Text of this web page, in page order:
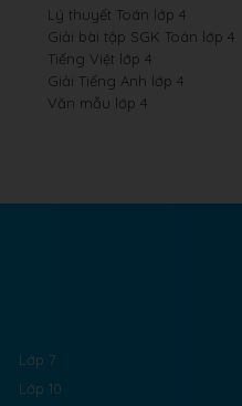
Lý thuyết Toán lớp 4
Giải bài tập SGK Toán lớp 4
Tiếng Việt lớp 4
Giải Tiếng Anh lớp 4
Văn mẫu lớp 4
Lớp 7
Lớp 10